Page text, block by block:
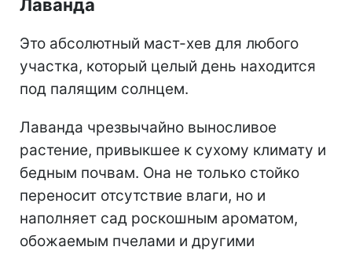
Лаванда
Это абсолютный маст-хев для любого
участка, который целый день находится
под палящим солнцем.
Лаванда чрезвычайно выносливое
растение, привыкшее к сухому климату и
бедным почвам. Она не только стойко
переносит отсутствие влаги, но и
наполняет сад роскошным ароматом,
обожаемым пчелами и другими